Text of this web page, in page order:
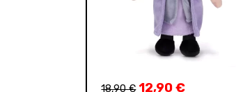
18,90€ 12,90€